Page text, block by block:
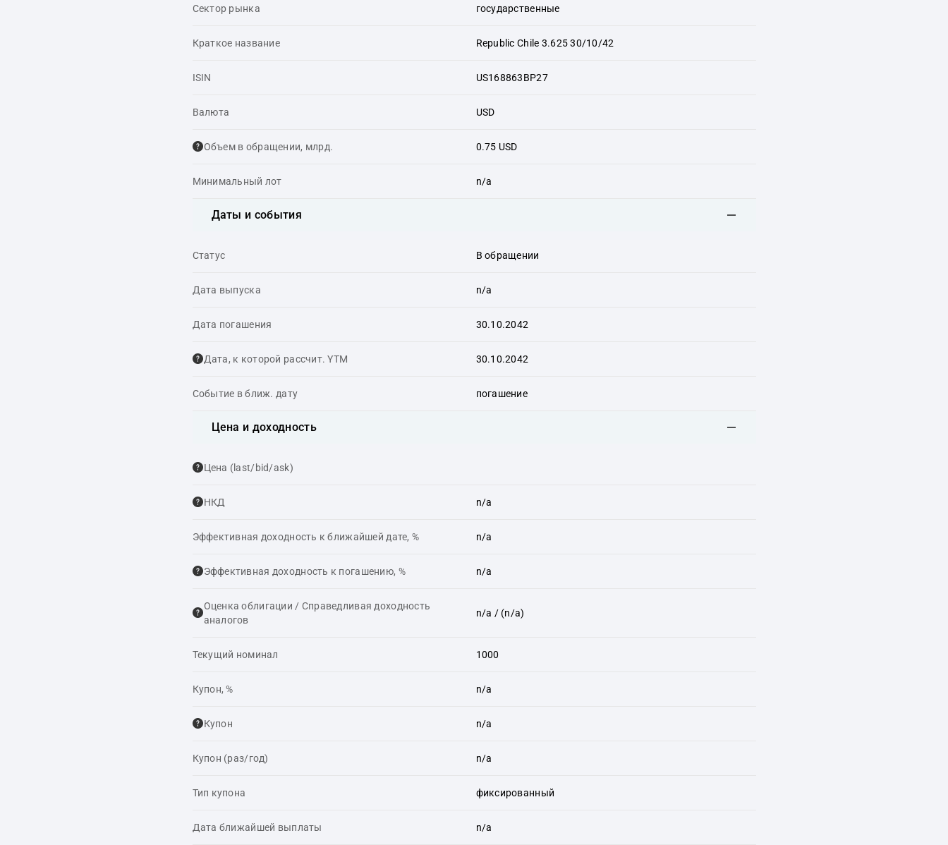
Сектор рынка государственные
Краткое название Republic Chile 3.625 30/10/42
ISIN US168863BP27
Валюта USD
Объем в обращении, млрд. 0.75 USD
Минимальный лот n/a
Даты и события
Статус В обращении
Дата выпуска n/a
Дата погашения 30.10.2042
Дата, к которой рассчит. YTM 30.10.2042
Событие в ближ. дату погашение
Цена и доходность
Цена (last/bid/ask)
НКД n/a
Эффективная доходность к ближайшей дате, % n/a
Эффективная доходность к погашению, % n/a
Оценка облигации / Справедливая доходность
аналогов
n/a / (n/a)
Текущий номинал 1000
Купон, % n/a
Купон n/a
Купон (раз/год) n/a
Тип купона фиксированный
Дата ближайшей выплаты n/a